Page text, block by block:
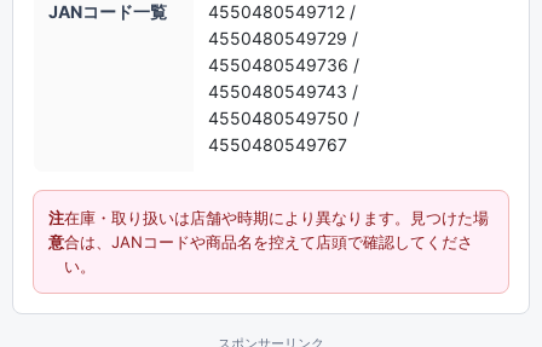
JANコード一覧
4550480549712 /
4550480549729 /
4550480549736 /
4550480549743 /
4550480549750 /
4550480549767
注
意
在庫・取り扱いは店舗や時期により異なります。見つけた場
合は、JANコードや商品名を控えて店頭で確認してくださ
い。
スポンサーリンク